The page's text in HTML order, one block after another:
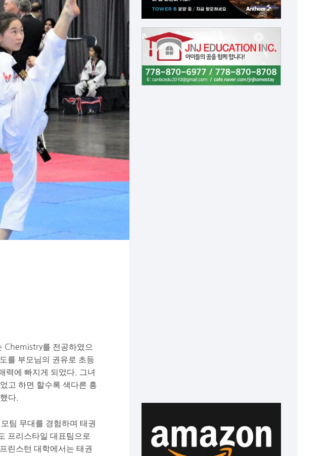
Chemistry를 전공하였으
를 부모님의 권유로 초등
력에 빠지게 되었다. 그녀
고 하면 할수록 색다른 흥
다.
팀 무대를 경험하며 태권
프리스타일 대표팀으로
린스턴 대학에서는 태권